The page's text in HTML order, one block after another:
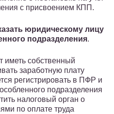
с присвоением КПП.
юридическому лицу
подразделения.
иметь собственный
заработную плату
регистрировать в ПФР и
подразделения
налоговый орган о
по оплате труда